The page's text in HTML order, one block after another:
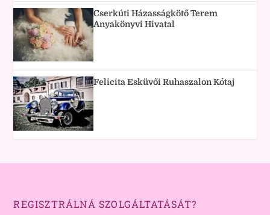
Cserkúti Házasságkötő Terem
Anyakönyvi Hivatal
Felicita Esküvői Ruhaszalon Kótaj
REGISZTRÁLNÁ SZOLGÁLTATÁSÁT?